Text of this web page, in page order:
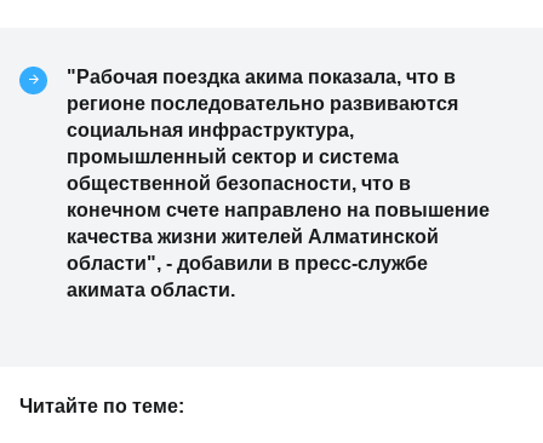
"Рабочая поездка акима показала, что в
регионе последовательно развиваются
социальная инфраструктура,
промышленный сектор и система
общественной безопасности, что в
конечном счете направлено на повышение
качества жизни жителей Алматинской
области", - добавили в пресс-службе
акимата области.
Читайте по теме: